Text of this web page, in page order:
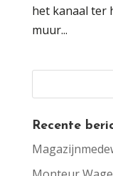
het kanaal ter
muur...
Recente